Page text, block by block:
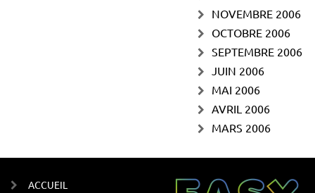
NOVEMBRE 2006
OCTOBRE 2006
SEPTEMBRE 2006
JUIN 2006
MAI 2006
AVRIL 2006
MARS 2006
ACCUEIL